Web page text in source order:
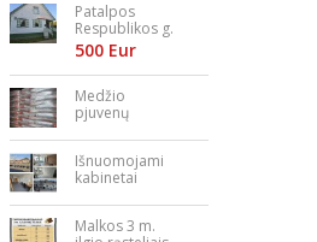
Patalpos
Respublikos g.
23
500 Eur
Medžio
pjuvenų
briketai
Išnuomojami
kabinetai
bės aikštėje
Malkos 3 m.